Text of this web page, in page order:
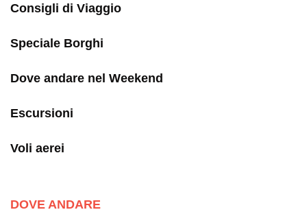
Consigli di Viaggio
Speciale Borghi
Dove andare nel Weekend
Escursioni
Voli aerei
DOVE ANDARE